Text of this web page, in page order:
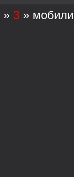
» 3 »